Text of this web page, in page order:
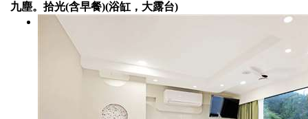
九塵。拾光(含早餐)(浴缸，大露台)